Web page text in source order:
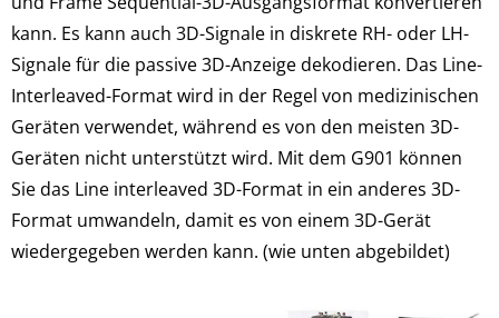
kann. Es kann auch 3D-Signale in diskrete RH- oder LH-
Signale für die passive 3D-Anzeige dekodieren. Das Line-
Interleaved-Format wird in der Regel von medizinischen
Geräten verwendet, während es von den meisten 3D-
Geräten nicht unterstützt wird. Mit dem G901 können
Sie das Line interleaved 3D-Format in ein anderes 3D-
Format umwandeln, damit es von einem 3D-Gerät
wiedergegeben werden kann. (wie unten abgebildet)